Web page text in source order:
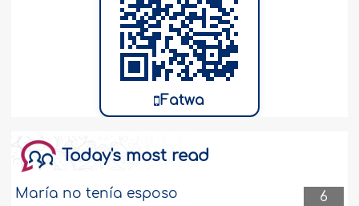
Fatwa
Today's most read
6
María no tenía esposo